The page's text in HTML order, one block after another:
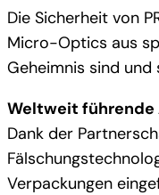
Die Sicherheit von
Micro-Optics aus
Geheimnis sind und
Weltweit
Dank der
Verpackungen